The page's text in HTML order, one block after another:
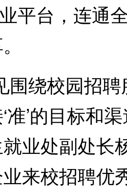
平台，连通
绕校园招聘
准’的目标和
业处副处长
来校招聘优